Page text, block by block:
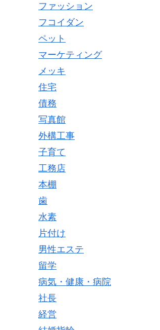
ファッション
フコイダン
ペット
マーケティング
メッキ
住宅
債務
写真館
外構工事
子育て
工務店
本棚
歯
水素
片付け
男性エステ
留学
病気・健康・病院
社長
経営